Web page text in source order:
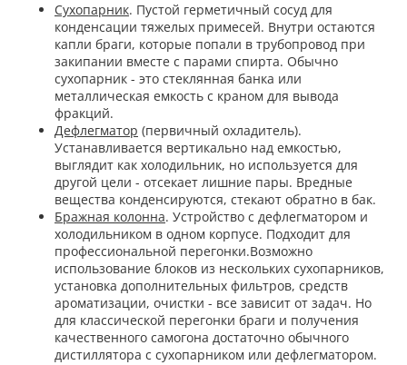
Сухопарник. Пустой герметичный сосуд для
конденсации тяжелых примесей. Внутри остаются
капли браги, которые попали в трубопровод при
закипании вместе с парами спирта. Обычно
сухопарник - это стеклянная банка или
металлическая емкость с краном для вывода
фракций.
Дефлегматор (первичный охладитель).
Устанавливается вертикально над емкостью,
выглядит как холодильник, но используется для
другой цели - отсекает лишние пары. Вредные
вещества конденсируются, стекают обратно в бак.
Бражная колонна. Устройство с дефлегматором и
холодильником в одном корпусе. Подходит для
профессиональной перегонки.Возможно
использование блоков из нескольких сухопарников,
установка дополнительных фильтров, средств
ароматизации, очистки - все зависит от задач. Но
для классической перегонки браги и получения
качественного самогона достаточно обычного
дистиллятора с сухопарником или дефлегматором.